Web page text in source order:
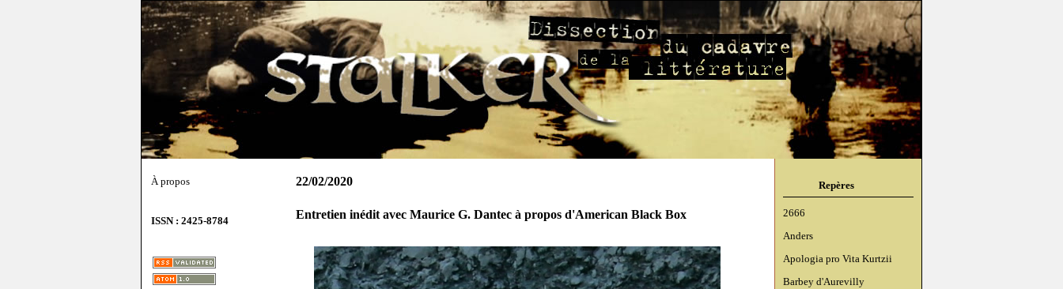
À propos
ISSN : 2425-8784
Repères
2666
Anders
Apologia pro Vita Kurtzii
Barbey d'Aurevilly
22/02/2020
Entretien inédit avec Maurice G. Dantec à propos d'American Black Box